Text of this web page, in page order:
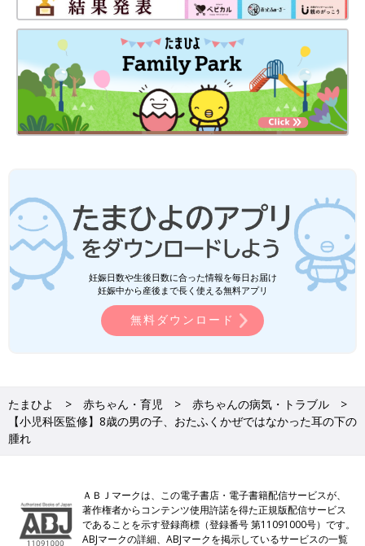
妊娠日数や生後日数に合った情報を毎日お届け
妊娠中から産後まで長く使える無料アプリ
無料ダウンロード
たまひよ 赤ちゃん・育児
赤ちゃんの病気・トラブル
【小児科医監修】8歳の男の子、おたふくかぜではなかった耳の下の
腫れ
ＡＢＪマークは、この電子書店・電子書籍配信サービスが、
著作権者からコンテンツ使用許諾を得た正規版配信サービス
であることを示す登録商標（登録番号 第11091000号）です。
ABJマークの詳細、ABJマークを掲示しているサービスの一覧